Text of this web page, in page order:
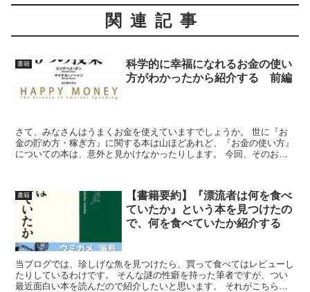
関連記事
書籍
科学的に幸福になれるお金の使い
方がわかったから紹介する 前編
さて、みなさんはうまくお金を使えていますでしょうか。 世に『お
金の貯め方・稼ぎ方』に関する本は山ほどあれど、『お金の使い方』
についての本は、意外と見かけなかったりします。 今回、そのお金
書籍
【書籍要約】『漂流者は何を食べ
ていたか』という本を見つけたの
で、何を食べていたか紹介する
当ブログでは、珍しげな魚を見つけたら、買って食べてはレビューし
たりしているわけです。 そんな謎の性癖を持った筆者ですが、つい
最近面白い本を読んだので紹介したいと思います。 それがこちら。